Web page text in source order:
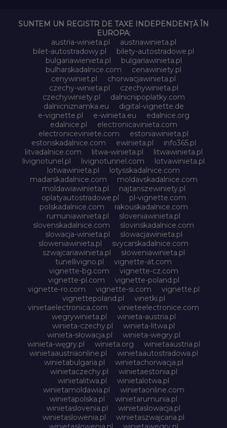
SUNTEM UN REGISTR DE TAXE INDEPENDENȚĂ ÎN
EUROPA:
austria-winieta.pl
austriawinieta.pl
bilet-autostradowy.pl
bilety-autostradowe.pl
bulgariawienieta.pl
bulgariawinieta.pl
bulharskadalnice.com
cenawiniety.pl
cenywiniet.pl
chorwacjawinieta.pl
czechy-winieta.pl
czechywinieta.pl
czechywiniety.pl
dalnicnipoplatky.com
dalnicniznamka.eu
digital-vignette.de
e-vignette.pl
e-winieta.eu
edalnice.org
edalnice.pl
electronicavinieta.com
electroniceviniete.com
estoniawinieta.pl
estonskadalnice.com
ewinieta.pl
info365.pl
litvadalnice.com
litwa-winieta.pl
litwawinieta.pl
livignotunel.pl
livignotunnel.com
lotvawinieta.pl
lotwawinieta.pl
lotysskadalnice.com
madarskadalnice.com
moldavskadalnice.com
moldawiawinieta.pl
najtanszewiniety.pl
oplatyautostradowe.pl
pl-vignette.com
polskadalnice.com
rakouskadalnice.com
rumuniawinieta.pl
sloveniawinieta.pl
slovenskadalnice.com
slovinskadalnice.com
slowacja-winieta.pl
slowacjawinieta.pl
sloweniawinieta.pl
svycarskadalnice.com
szwajcariawinieta.pl
słoweniawinieta.pl
tunellivigno.pl
vignette-at.com
vignette-bg.com
vignette-cz.com
vignette-pl.com
vignette-poland.pl
vignette-ro.com
vignette-si.com
vignette.pl
vignettepoland.pl
vinetki.pl
vinietaelectronica.com
vinieteelectronice.com
wegrywinieta.pl
winieta-austria.pl
winieta-czechy.pl
winieta-litwa.pl
winieta-słowacja.pl
winieta-wegry.pl
winieta-węgry.pl
winieta.org
winietaaustria.pl
winietaaustriaonline.pl
winietaautostradowa.pl
winietabulgaria.pl
winietachorwacja.pl
winietaczechy.pl
winietaestonia.pl
winietalitwa.pl
winietalotwa.pl
winietamoldawia.pl
winietaonline.com
winietapolska.pl
winietarumunia.pl
winietaslovenia.pl
winietaslowacja.pl
winietaslowenia.pl
winietaszwajcaria.pl